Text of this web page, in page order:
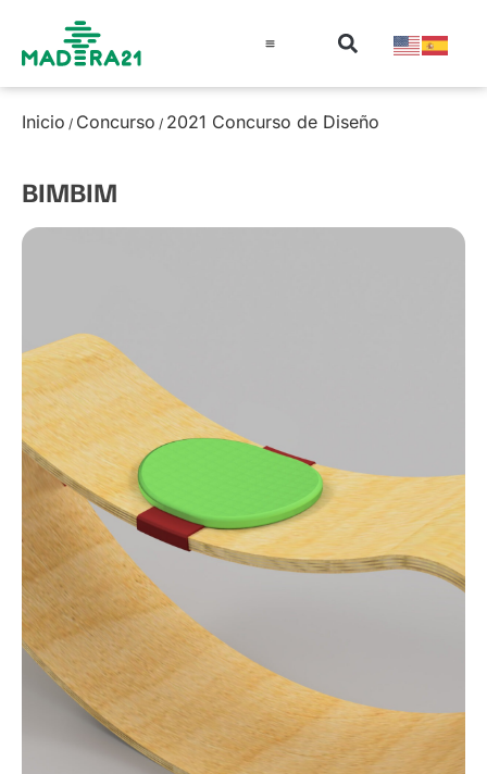
Inicio / Concurso / 2021 Concurso de Diseño
BIMBIM